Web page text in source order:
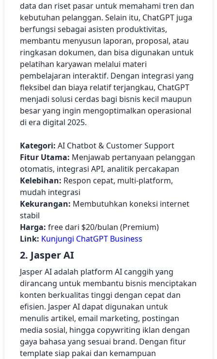
data dan riset pasar untuk memahami tren dan
kebutuhan pelanggan. Selain itu, ChatGPT juga
berfungsi sebagai asisten produktivitas,
membantu menyusun laporan, proposal, atau
ringkasan dokumen, dan bisa digunakan untuk
pelatihan karyawan melalui materi
pembelajaran interaktif. Dengan integrasi yang
fleksibel dan biaya relatif terjangkau, ChatGPT
menjadi solusi cerdas bagi bisnis kecil maupun
besar yang ingin mengoptimalkan operasional
di era digital 2025.
Kategori: AI Chatbot & Customer Support
Fitur Utama: Menjawab pertanyaan pelanggan
otomatis, integrasi API, analitik percakapan
Kelebihan: Respon cepat, multi-platform,
mudah integrasi
Kekurangan: Membutuhkan koneksi internet
stabil
Harga: free dari $20/bulan (Premium)
Link: Kunjungi ChatGPT Business
2. Jasper AI
Jasper AI adalah platform AI canggih yang
dirancang untuk membantu bisnis menciptakan
konten berkualitas tinggi dengan cepat dan
efisien. Jasper AI dapat digunakan untuk
menulis artikel, email marketing, postingan
media sosial, hingga copywriting iklan dengan
gaya bahasa yang sesuai brand. Dengan fitur
template siap pakai dan kemampuan